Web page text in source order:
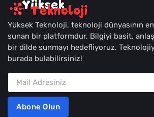
Yüksek Teknoloji, teknoloji dünyasının
sunan bir platformdur. Bilgiyi basit,
bir dilde sunmayı hedefliyoruz.
burada bulabilirsiniz!
Abone Olun